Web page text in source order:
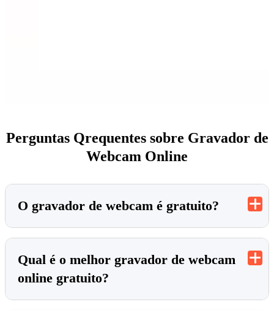
Perguntas Qrequentes sobre Gravador de
Webcam Online
O gravador de webcam é gratuito?
Qual é o melhor gravador de webcam
online gratuito?